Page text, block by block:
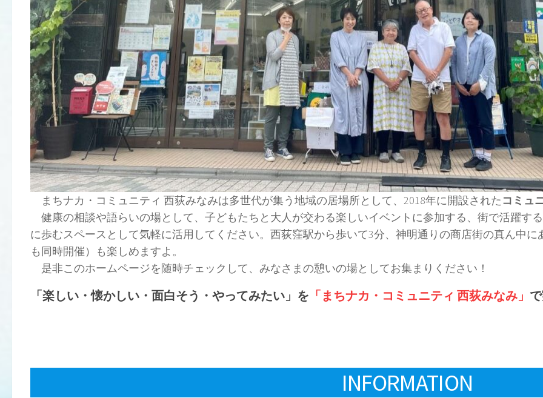
まちナカ・コミュニティ 西荻みなみは多世代が集う地域の居場所として、2018年に開設されたコミュ
健康の相談や語らいの場として、子どもたちと大人が交わる楽しいイベントに参加する、街で活躍す
に歩むスペースとして気軽に活用してください。西荻窪駅から歩いて3分、神明通りの商店街の真ん中
も同時開催）も楽しめますよ。
是非このホームページを随時チェックして、みなさまの憩いの場としてお集まりください！
「楽しい・懐かしい・面白そう・やってみたい」を 「まちナカ・コミュニティ 西荻みなみ」
INFORMATION